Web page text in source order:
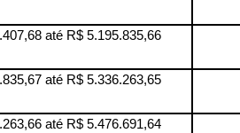
até R$ 5.195.835,66
até R$ 5.336.263,65
até R$ 5.476.691,64